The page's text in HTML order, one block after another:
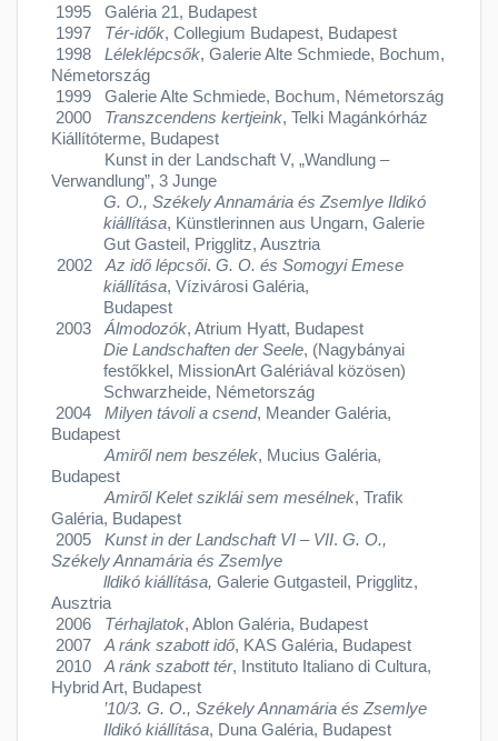
1995 Galéria 21, Budapest
1997 Tér-idők, Collegium Budapest, Budapest
1998 Léleklépcsők, Galerie Alte Schmiede, Bochum,
Németország
1999 Galerie Alte Schmiede, Bochum, Németország
2000 Transzcendens kertjeink, Telki Magánkórház
Kiállítóterme, Budapest
Kunst in der Landschaft V, „Wandlung –
Verwandlung”, 3 Junge
G. O., Székely Annamária és Zsemlye Ildikó
kiállítása, Künstlerinnen aus Ungarn, Galerie
Gut Gasteil, Prigglitz, Ausztria
2002 Az idő lépcsői. G. O. és Somogyi Emese
kiállítása, Vízivárosi Galéria,
Budapest
2003 Álmodozók, Atrium Hyatt, Budapest
Die Landschaften der Seele, (Nagybányai
festőkkel, MissionArt Galériával közösen)
Schwarzheide, Németország
2004 Milyen távoli a csend, Meander Galéria,
Budapest
Amiről nem beszélek, Mucius Galéria,
Budapest
Amiről Kelet sziklái sem mesélnek, Trafik
Galéria, Budapest
2005 Kunst in der Landschaft VI – VII. G. O.,
Székely Annamária és Zsemlye
lldikó kiállítása, Galerie Gutgasteil, Prigglitz,
Ausztria
2006 Térhajlatok, Ablon Galéria, Budapest
2007 A ránk szabott idő, KAS Galéria, Budapest
2010 A ránk szabott tér, Instituto Italiano di Cultura,
Hybrid Art, Budapest
’10/3. G. O., Székely Annamária és Zsemlye
Ildikó kiállítása, Duna Galéria, Budapest